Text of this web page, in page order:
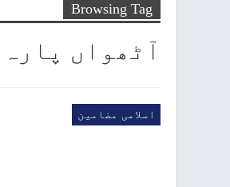
Browsing Tag
آٹھواں پارہ
اسلامی مضامین